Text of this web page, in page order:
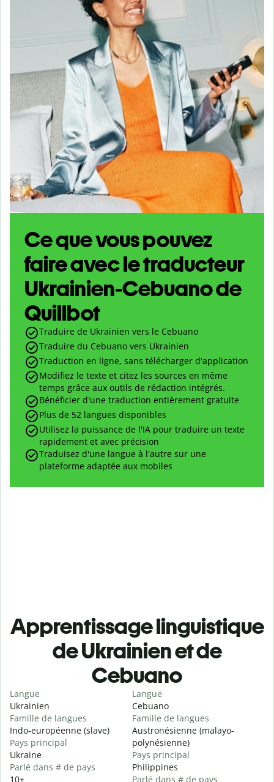
Ce que vous pouvez
faire avec le traducteur
Ukrainien-Cebuano de
Quillbot
Traduire de Ukrainien vers le Cebuano
Traduire du Cebuano vers Ukrainien
Traduction en ligne, sans télécharger d'application
Modifiez le texte et citez les sources en même
temps grâce aux outils de rédaction intégrés.
Bénéficier d'une traduction entièrement gratuite
Plus de 52 langues disponibles
Utilisez la puissance de l'IA pour traduire un texte
rapidement et avec précision
Traduisez d'une langue à l'autre sur une
plateforme adaptée aux mobiles
Apprentissage linguistique
de Ukrainien et de
Cebuano
Langue
Ukrainien
Famille de langues
Indo-européenne (slave)
Pays principal
Ukraine
Parlé dans # de pays
10+
Langue
Cebuano
Famille de langues
Austronésienne (malayo-
polynésienne)
Pays principal
Philippines
Parlé dans # de pays